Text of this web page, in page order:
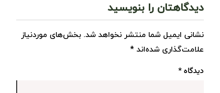
دیدگاهتان را بنویسید
نشانی ایمیل شما منتشر نخواهد شد. بخش‌های موردنیاز
علامت‌گذاری شده‌اند *
دیدگاه*